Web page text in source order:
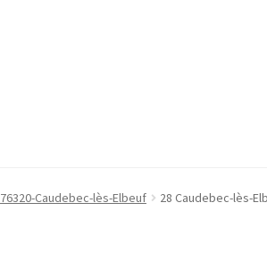
76320-Caudebec-lès-Elbeuf 28 Caudebec-lès-